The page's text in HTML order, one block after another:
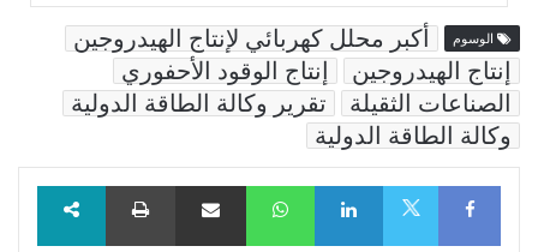
الوسوم
أكبر محلل كهربائي لإنتاج الهيدروجين
إنتاج الهيدروجين
إنتاج الوقود الأحفوري
الصناعات الثقيلة
تقرير وكالة الطاقة الدولية
وكالة الطاقة الدولية
Facebook
LinkedIn
WhatsAppمشاركة عبر البريد طباعة